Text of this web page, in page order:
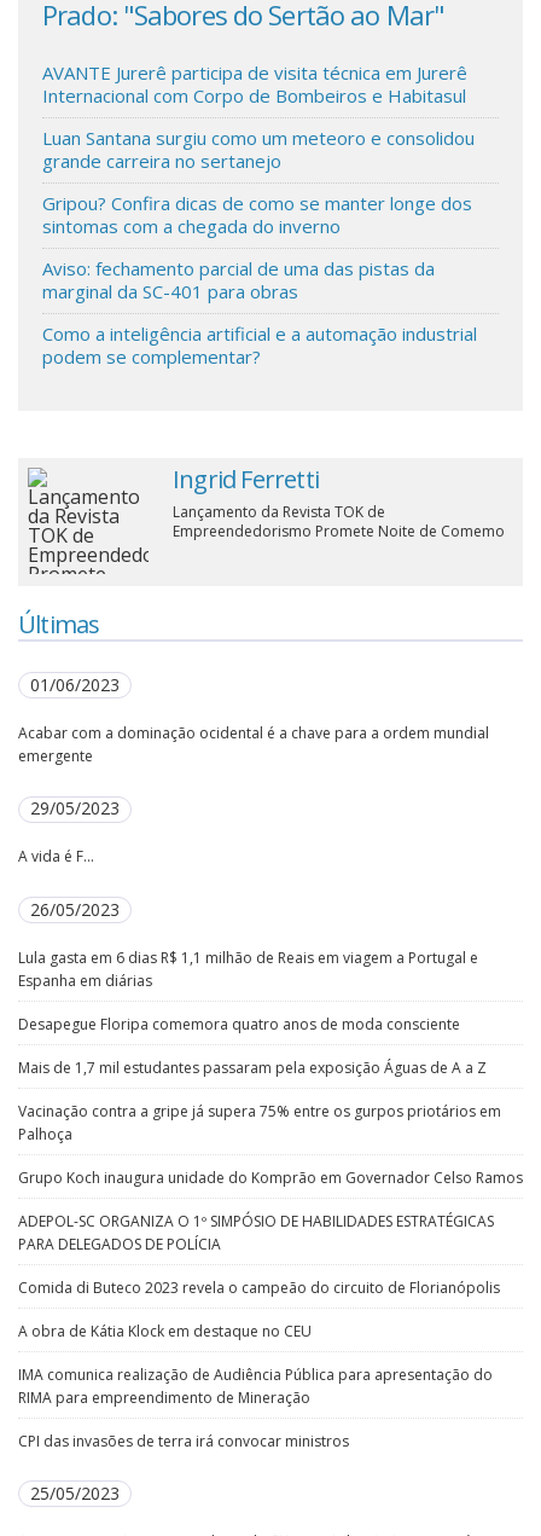
Agenda Cultural
Anuncie
Fale Conosco
Prado: "Sabores do Sertão ao Mar"
AVANTE Jurerê participa de visita técnica em Jurerê
Internacional com Corpo de Bombeiros e Habitasul
Luan Santana surgiu como um meteoro e consolidou
grande carreira no sertanejo
Gripou? Confira dicas de como se manter longe dos
sintomas com a chegada do inverno
Aviso: fechamento parcial de uma das pistas da
marginal da SC-401 para obras
Como a inteligência artificial e a automação industrial
podem se complementar?
Ingrid Ferretti
Lançamento da Revista TOK de
Empreendedorismo Promete Noite de Comemo
Últimas
01/06/2023
Acabar com a dominação ocidental é a chave para a ordem mundial
emergente
29/05/2023
A vida é F...
26/05/2023
Lula gasta em 6 dias R$ 1,1 milhão de Reais em viagem a Portugal e
Espanha em diárias
Desapegue Floripa comemora quatro anos de moda consciente
Mais de 1,7 mil estudantes passaram pela exposição Águas de A a Z
Vacinação contra a gripe já supera 75% entre os gurpos priotários em
Palhoça
Grupo Koch inaugura unidade do Komprão em Governador Celso Ramos
ADEPOL-SC ORGANIZA O 1º SIMPÓSIO DE HABILIDADES ESTRATÉGICAS
PARA DELEGADOS DE POLÍCIA
Comida di Buteco 2023 revela o campeão do circuito de Florianópolis
A obra de Kátia Klock em destaque no CEU
IMA comunica realização de Audiência Pública para apresentação do
RIMA para empreendimento de Mineração
CPI das invasões de terra irá convocar ministros
25/05/2023